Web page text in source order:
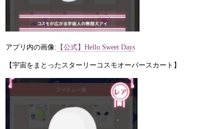
アプリ内の画像: 【公式】Hello Sweet Days
【宇宙をまとったスターリーコスモオーバースカート】